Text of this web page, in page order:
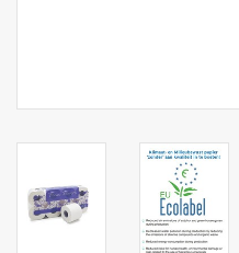
Matériel d'emballage
Fournitures de bureau